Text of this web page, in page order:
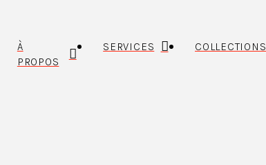
À
PROPOS
SERVICES COLLECTIONS